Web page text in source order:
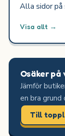
Alla sidor på
Visa allt →
Osäker på
Jämför
en bra
Till